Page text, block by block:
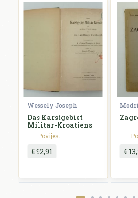
Wessely Joseph
Das Karstgebiet
Militar-Kroatiens
Povijest
€ 92,91 €